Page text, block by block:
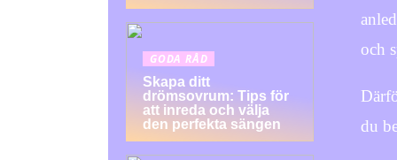
och
du
GODA RÅD
Skapa ditt
drömsovrum: Tips för
att inreda och välja
den perfekta sängen